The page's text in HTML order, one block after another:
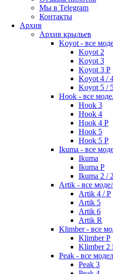
Мы в Telegram
Контакты
Архив
Архив крыльев
Koyot - все
Koyot 2
Koyot 3
Koyot 3 P
Koyot 4 /
Koyot 5 /
Hook - все
Hook 3
Hook 4
Hook 4 P
Hook 5
Hook 5 P
Ikuma - все
Ikuma
Ikuma P
Ikuma 2 /
Artik - все
Artik 4 / P
Artik 5
Artik 6
Artik R
Klimber - все
Klimber P
Klimber 2
Peak - все
Peak 3